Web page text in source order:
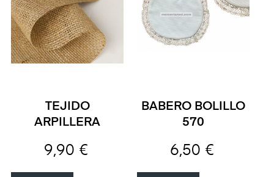
TEJIDO
ARPILLERA
9,90 €
BABERO BOLILLO
570
6,50 €